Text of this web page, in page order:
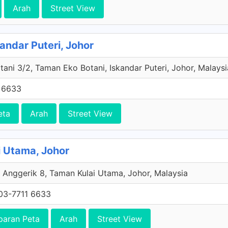
Arah Street View
Puteri, Johor
3/2, Taman Eko Botani, Iskandar Puteri, Johor,
Arah Street View
Utama, Johor
Anggerik 8, Taman Kulai Utama, Johor, Malaysia
7711 6633
Peta Arah Street View